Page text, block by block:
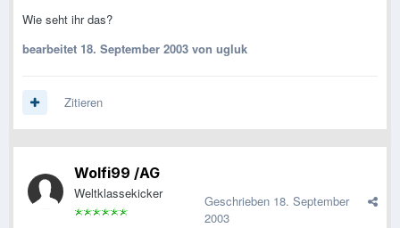
Wie seht ihr das?
bearbeitet 18. September 2003 von ugluk
Zitieren
Wolfi99 /AG
Weltklassekicker Geschrieben 18. September
2003